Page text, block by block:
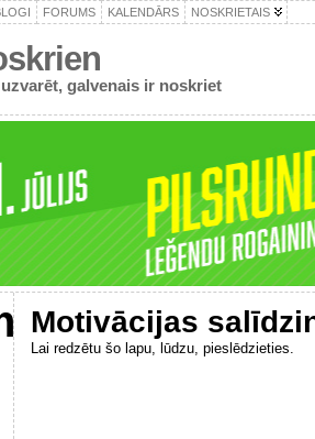
FORUMS KALENDĀRS NOSKRIETAIS
galvenais ir noskriet
Motivācijas
Lai redzētu šo lapu, lūdzu, pieslēdzieties.